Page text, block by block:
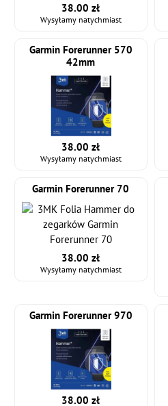
38.00 zł
Wysyłamy natychmiast
Garmin Forerunner 570
42mm
38.00 zł
Wysyłamy natychmiast
Garmin Forerunner 70
38.00 zł
Wysyłamy natychmiast
Garmin Forerunner 970
38.00 zł